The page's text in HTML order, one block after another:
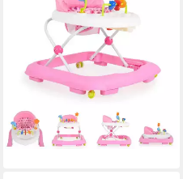
Lauflernhilfe Eko, Spielcenter,
Gepolsteter Sitz, Laufhilfe
höhenverstellbar, Stopper
56,95 €
lieferbar in 3 Wochen